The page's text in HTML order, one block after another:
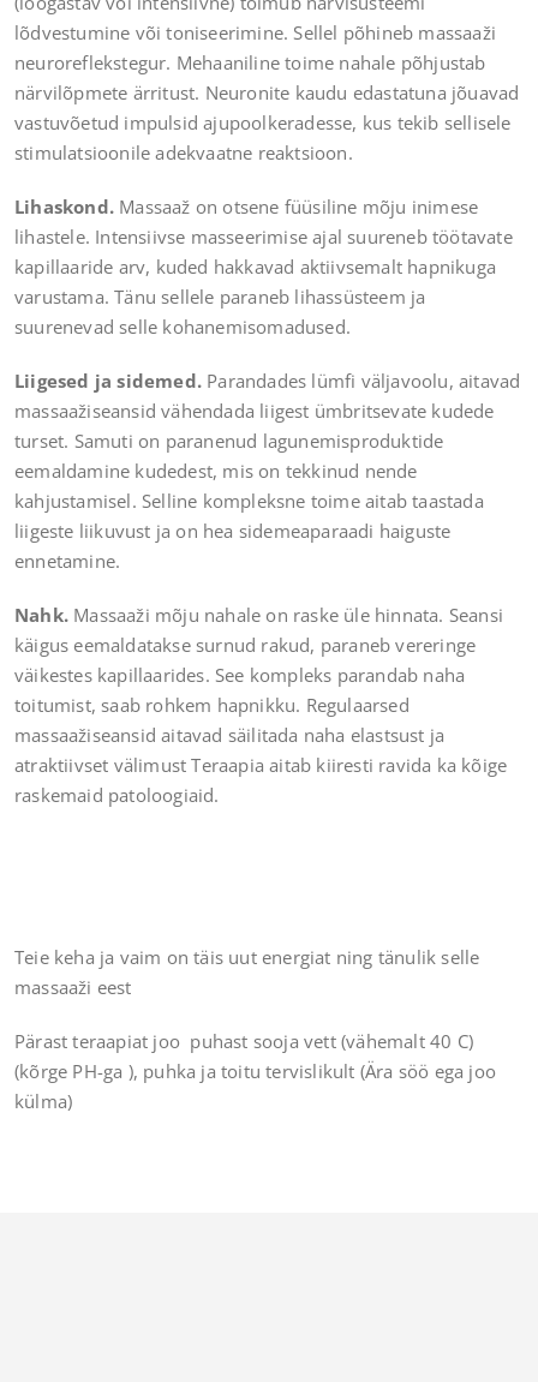
lõdvestumine või toniseerimine. Sellel põhineb massaaži
neuroreflekstegur. Mehaaniline toime nahale põhjustab
närvilõpmete ärritust. Neuronite kaudu edastatuna jõuavad
vastuvõetud impulsid ajupoolkeradesse, kus tekib sellisele
stimulatsioonile adekvaatne reaktsioon.
Lihaskond. Massaaž on otsene füüsiline mõju inimese
lihastele. Intensiivse masseerimise ajal suureneb töötavate
kapillaaride arv, kuded hakkavad aktiivsemalt hapnikuga
varustama. Tänu sellele paraneb lihassüsteem ja
suurenevad selle kohanemisomadused.
Liigesed ja sidemed. Parandades lümfi väljavoolu, aitavad
massaažiseansid vähendada liigest ümbritsevate kudede
turset. Samuti on paranenud lagunemisproduktide
eemaldamine kudedest, mis on tekkinud nende
kahjustamisel. Selline kompleksne toime aitab taastada
liigeste liikuvust ja on hea sidemeaparaadi haiguste
ennetamine.
Nahk. Massaaži mõju nahale on raske üle hinnata. Seansi
käigus eemaldatakse surnud rakud, paraneb vereringe
väikestes kapillaarides. See kompleks parandab naha
toitumist, saab rohkem hapnikku. Regulaarsed
massaažiseansid aitavad säilitada naha elastsust ja
atraktiivset välimust Teraapia aitab kiiresti ravida ka kõige
raskemaid patoloogiaid.
Teie keha ja vaim on täis uut energiat ning tänulik selle
massaaži eest
Pärast teraapiat joo puhast sooja vett (vähemalt 40 C)
(kõrge PH-ga ), puhka ja toitu tervislikult (Ära söö ega joo
külma)